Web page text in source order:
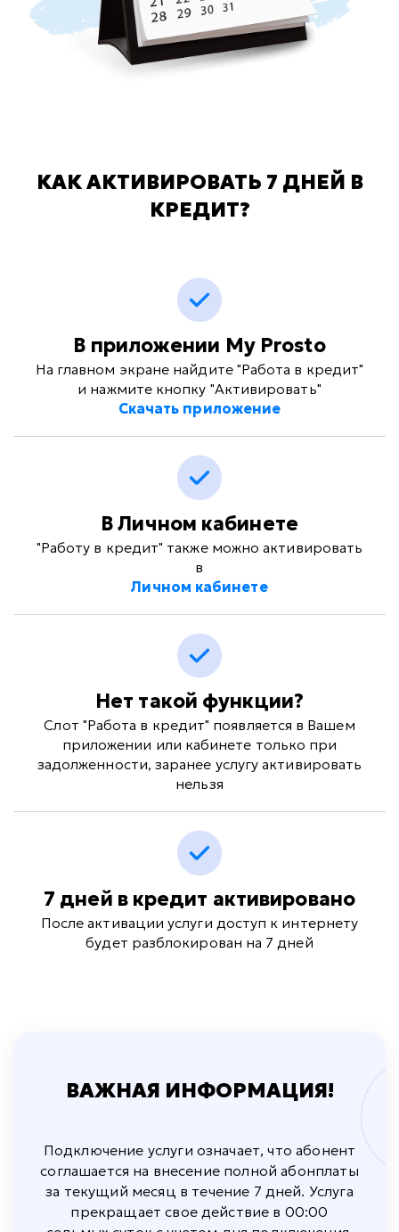
КАК АКТИВИРОВАТЬ 7 ДНЕЙ В
КРЕДИТ?
В приложении My Prosto
На главном экране найдите "Работа в кредит"
и нажмите кнопку "Активировать"
Скачать приложение
В Личном кабинете
"Работу в кредит" также можно активировать
в
Личном кабинете
Нет такой функции?
Слот "Работа в кредит" появляется в Вашем
приложении или кабинете только при
задолженности, заранее услугу активировать
нельзя
7 дней в кредит активировано
После активации услуги доступ к интернету
будет разблокирован на 7 дней
ВАЖНАЯ ИНФОРМАЦИЯ!
Подключение услуги означает, что абонент
соглашается на внесение полной абонплаты
за текущий месяц в течение 7 дней. Услуга
прекращает свое действие в 00:00